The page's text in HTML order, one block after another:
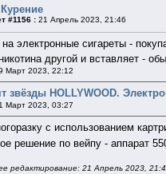
Курение
#1156 : 21 Апрель 2023, 21:46
электронные сигареты -
другой и вставляет -
Март 2023, 22:12
звёзды HOLLYWOOD.
Март 2023, 03:27
с использованием
решение по вейпу - аппарат
редактирование: 21 Апрель 2023,